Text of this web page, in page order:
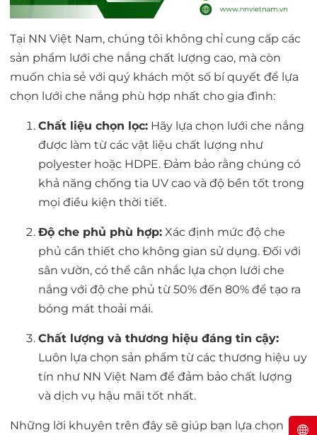
Tại NN Việt Nam, chúng tôi không chỉ cung cấp các
sản phẩm lưới che nắng chất lượng cao, mà còn
muốn chia sẻ với quý khách một số bí quyết để lựa
chọn lưới che nắng phù hợp nhất cho gia đình:
Chất liệu chọn lọc: Hãy lựa chọn lưới che nắng
được làm từ các vật liệu chất lượng như
polyester hoặc HDPE. Đảm bảo rằng chúng có
khả năng chống tia UV cao và độ bền tốt trong
mọi điều kiện thời tiết.
Độ che phủ phù hợp: Xác định mức độ che
phủ cần thiết cho không gian sử dụng. Đối với
sân vườn, có thể cân nhắc lựa chọn lưới che
nắng với độ che phủ từ 50% đến 80% để tạo ra
bóng mát thoải mái.
Chất lượng và thương hiệu đáng tin cậy:
Luôn lựa chọn sản phẩm từ các thương hiệu uy
tín như NN Việt Nam để đảm bảo chất lượng
và dịch vụ hậu mãi tốt nhất.
Những lời khuyên trên đây sẽ giúp bạn lựa chọn